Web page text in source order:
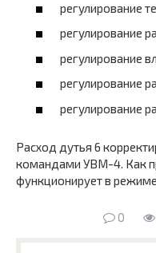
регулирование
регулирование
регулирование
регулирование
регулирование
Расход дутья 6
командами УВМ-4. Как
функционирует в
0